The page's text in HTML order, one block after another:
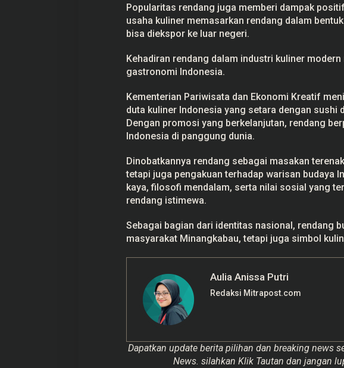
Popularitas rendang juga memberi dampak
usaha kuliner memasarkan rendang dalam
bisa diekspor ke luar negeri.
Kehadiran rendang dalam industri kuliner
gastronomi Indonesia.
Kementerian Pariwisata dan Ekonomi Kreatif
duta kuliner Indonesia yang setara dengan sushi
Dengan promosi yang berkelanjutan, rendang
Indonesia di panggung dunia.
Dinobatkannya rendang sebagai masakan
tetapi juga pengakuan terhadap warisan budaya
kaya, filosofi mendalam, serta nilai sosial yang
rendang istimewa.
Sebagai bagian dari identitas nasional, rendang
masyarakat Minangkabau, tetapi juga simbol
Aulia Anissa Putri
Redaksi Mitrapost.com
Dapatkan update berita pilihan dan breaking news
News. silahkan Klik Tautan dan jangan